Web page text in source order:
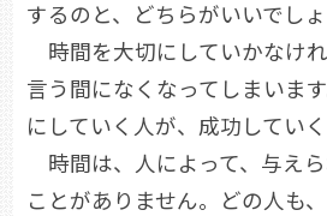
するのと、どちらがいいでしょ
時間を大切にしていかなけ
言う間になくなってしまいま
にしていく人が、成功していく
時間は、人によって、与え
ことがありません。どの人も